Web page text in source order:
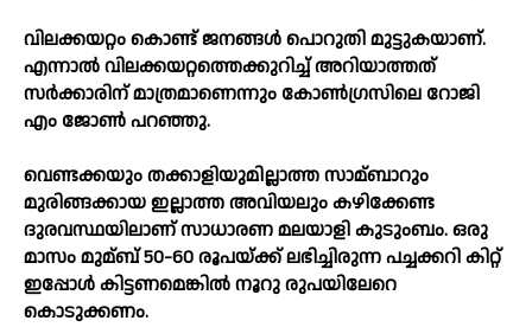
വിലക്കയറ്റം കൊണ്ട് ജനങ്ങള്‍ പൊറുതി മുട്ടുകയാണ്.
എന്നാല്‍ വിലക്കയറ്റത്തെക്കുറിച്ച്‌ അറിയാത്തത്
സര്‍ക്കാരിന് മാത്രമാണെന്നും കോണ്‍ഗ്രസിലെ റോജി
എം ജോണ്‍ പറഞ്ഞു.
വെണ്ടക്കയും തക്കാളിയുമില്ലാത്ത സാമ്ബാറും
മുരിങ്ങക്കായ ഇല്ലാത്ത അവിയലും കഴിക്കേണ്ട
ദുരവസ്ഥയിലാണ് സാധാരണ മലയാളി കുടുംബം. ഒരു
മാസം മുമ്ബ് 50-60 രൂപയ്ക്ക് ലഭിച്ചിരുന്ന പച്ചക്കറി കിറ്റ്
ഇപ്പോള്‍ കിട്ടണമെങ്കില്‍ നൂറു രുപയിലേറെ
കൊടുക്കണം.